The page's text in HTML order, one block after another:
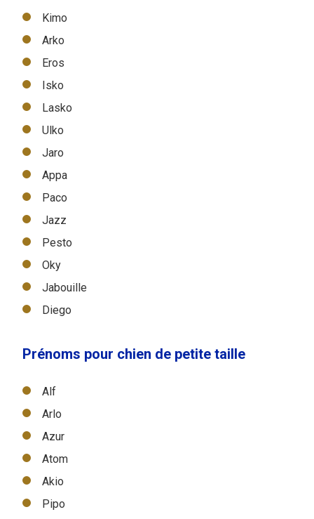
Kimo
Arko
Eros
Isko
Lasko
Ulko
Jaro
Appa
Paco
Jazz
Pesto
Oky
Jabouille
Diego
Prénoms pour chien de petite taille
Alf
Arlo
Azur
Atom
Akio
Pipo